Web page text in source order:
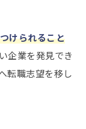
けられること
企業を発見でき
転職志望を移し